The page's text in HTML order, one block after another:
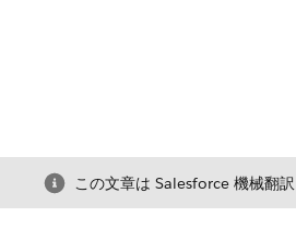
この文章は Salesforce 機械翻